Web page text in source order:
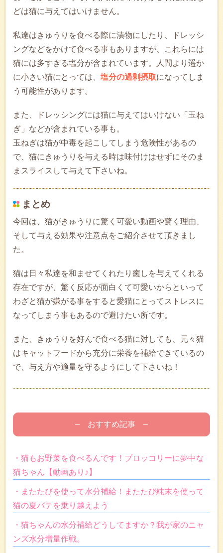
どは猫に与えてはいけません。
私達はきゅうりを食べる際に漬物にしたり、ドレッシ
ングなどをかけて食べる事もありますが、これらには
猫には多すぎる塩分が含まれています。人間より遥か
に小さい猫にとっては、 塩分の過剰摂取になってしま
う可能性があります。
また、ドレッシングには猫に与えてはいけない「玉ね
ぎ」などが含まれている事も。
玉ねぎは猫が中毒を起こしてしまう危険性があるの
で、猫にきゅうりを与える時は味付けはせずにそのま
まスライスして与えて下さいね。
まとめ
今回は、猫がきゅうりに驚く可愛い動画や驚く理由、
そして与える効果や注意点をご紹介させて頂きまし
た。
猫は日々私達を和ませてくれたり癒しを与えてくれる
存在ですが、驚く反応が面白くて可愛いからといって
わざと猫が嫌がる事をすると愛猫にとってストレスに
なってしまう事もあるので避けたい所です。
また、きゅうりを好んで食べる猫に対しても、元々猫
はキャットフードから充分に栄養を補給できているの
で、与え方や適量を守るようにして下さいね！
– おすすめ記事 –
・猫もお野菜を食べるんです！ブロッコリーに夢中な
猫ちゃん【動画あり♪】
・またたびを使って水分補給！またたび純末を使って
猫の夏バテを乗り越えよう
・猫ちゃんの水分補給どうしてますか？我が家のニャ
ンズ水分増量作戦。